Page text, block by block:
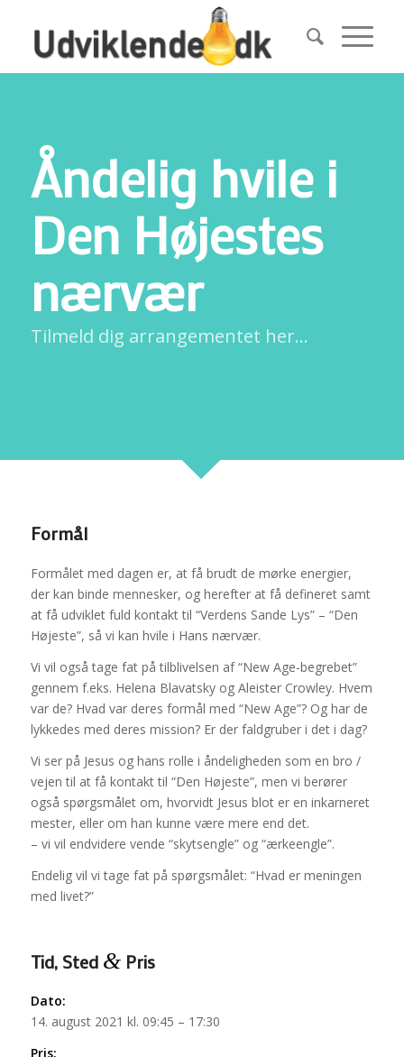
Åndelig hvile i
Den Højestes
nærvær
Tilmeld dig arrangementet her…
Formål
Formålet med dagen er, at få brudt de mørke energier,
der kan binde mennesker, og herefter at få defineret samt
at få udviklet fuld kontakt til “Verdens Sande Lys” – “Den
Højeste”, så vi kan hvile i Hans nærvær.
Vi vil også tage fat på tilblivelsen af “New Age-begrebet”
gennem f.eks. Helena Blavatsky og Aleister Crowley. Hvem
var de? Hvad var deres formål med “New Age”? Og har de
lykkedes med deres mission? Er der faldgruber i det i dag?
Vi ser på Jesus og hans rolle i åndeligheden som en bro /
vejen til at få kontakt til “Den Højeste”, men vi berører
også spørgsmålet om, hvorvidt Jesus blot er en inkarneret
mester, eller om han kunne være mere end det.
– vi vil endvidere vende “skytsengle” og “ærkeengle”.
Endelig vil vi tage fat på spørgsmålet: “Hvad er meningen
med livet?”
Tid, Sted &Pris
Dato:
14. august 2021 kl. 09:45 – 17:30
Pris: